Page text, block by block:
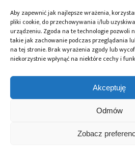
Aby zapewnić jak najlepsze wrażenia,
pliki cookie, do przechowywania i/lub
urządzeniu. Zgoda na te technologie pozwoli
takie jak zachowanie podczas przeglądania
na tej stronie. Brak wyrażenia zgody lub
niekorzystnie wpłynąć na niektóre cechy i
Akceptuję
Odmów
Zobacz
22.03.2022
Transformacja
z wykorzystaniem